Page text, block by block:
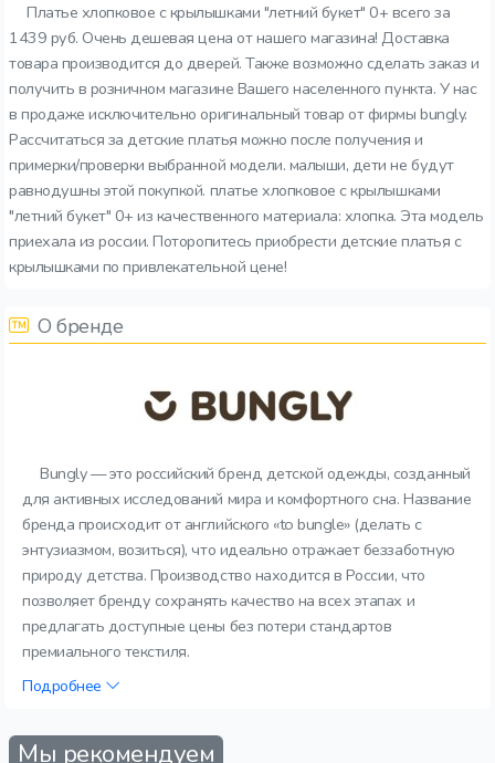
Платье хлопковое с крылышками "летний букет" 0+ всего за
1439 руб. Очень дешевая цена от нашего магазина! Доставка
товара производится до дверей. Также возможно сделать заказ и
получить в розничном магазине Вашего населенного пункта. У нас
в продаже исключительно оригинальный товар от фирмы bungly.
Рассчитаться за детские платья можно после получения и
примерки/проверки выбранной модели. малыши, дети не будут
равнодушны этой покупкой. платье хлопковое с крылышками
"летний букет" 0+ из качественного материала: хлопка. Эта модель
приехала из россии. Поторопитесь приобрести детские платья с
крылышками по привлекательной цене!
О бренде
Bungly — это российский бренд детской одежды, созданный
для активных исследований мира и комфортного сна. Название
бренда происходит от английского «to bungle» (делать с
энтузиазмом, возиться), что идеально отражает беззаботную
природу детства. Производство находится в России, что
позволяет бренду сохранять качество на всех этапах и
предлагать доступные цены без потери стандартов
премиального текстиля.
Подробнее
Мы рекомендуем